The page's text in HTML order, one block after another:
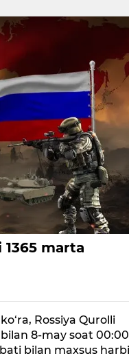
marta
Rossiya Qurolli
8-may soat
bilan maxsus